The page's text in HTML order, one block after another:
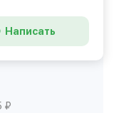
Написать
₽